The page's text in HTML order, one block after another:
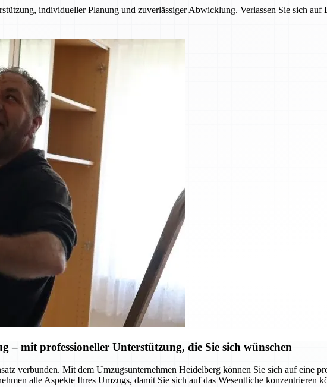
individueller Planung und zuverlässiger Abwicklung. Verlassen Sie sich
– mit professioneller Unterstützung, die Sie sich wünschen
verbunden. Mit dem Umzugsunternehmen Heidelberg können Sie sich auf eine
alle Aspekte Ihres Umzugs, damit Sie sich auf das Wesentliche konzentrieren